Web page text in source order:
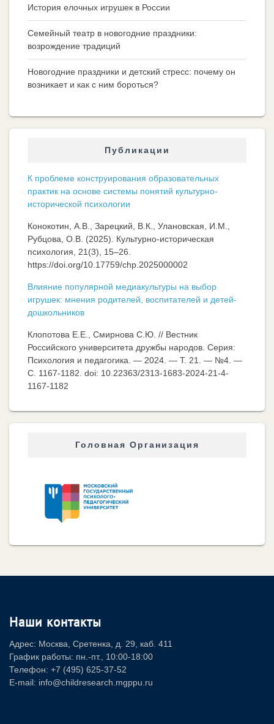
История елочных игрушек в России
Семейный театр в новогодние праздники:
возрождение традиций
Новогодние праздники и детский стресс: почему он
возникает и как с ним бороться?
Публикации
К проблеме конструирования образовательных
практик на основе системы понятий культурно-
исторической психологии
Конокотин, А.В., Зарецкий, В.К., Улановская, И.М.,
Рубцова, О.В. (2025). Культурно-историческая
психология, 21(3), 15–26.
https://doi.org/10.17759/chp.2025000002
Влияние популярной медиакультуры на выбор
игрушек: мнения родителей, воспитателей и детей-
дошкольников
Клопотова Е.Е., Смирнова С.Ю. // Вестник
Российского университета дружбы народов. Серия:
Психология и педагогика. — 2024. — Т. 21. — №4. —
C. 1167-1182. doi: 10.22363/2313-1683-2024-21-4-
1167-1182
Головная Организация
Наши контакты
Адрес: Москва, Сретенка, д. 29, каб. 411
График работы: пн.-пт., 10:00-18:00
Телефон: +7 (495) 625-37-52
E-mail: info@childresearch.mgppu.ru